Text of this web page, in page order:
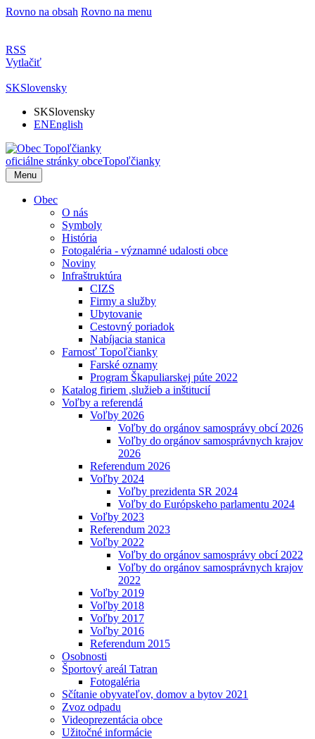
Rovno na obsah Rovno na menu
RSS
Vytlačiť
SKSlovensky
SKSlovensky
ENEnglish
oficiálne stránky obceTopoľčianky
Menu
Obec
O nás
Symboly
História
Fotogaléria - významné udalosti obce
Noviny
Infraštruktúra
CIZS
Firmy a služby
Ubytovanie
Cestovný poriadok
Nabíjacia stanica
Farnosť Topoľčianky
Farské oznamy
Program Škapuliarskej púte 2022
Katalog firiem ,služieb a inštitucií
Voľby a referendá
Voľby 2026
Voľby do orgánov samosprávy obcí 2026
Voľby do orgánov samosprávnych krajov
2026
Referendum 2026
Voľby 2024
Voľby prezidenta SR 2024
Voľby do Európskeho parlamentu 2024
Voľby 2023
Referendum 2023
Voľby 2022
Voľby do orgánov samosprávy obcí 2022
Voľby do orgánov samosprávnych krajov
2022
Voľby 2019
Voľby 2018
Voľby 2017
Voľby 2016
Referendum 2015
Osobnosti
Športový areál Tatran
Fotogaléria
Sčítanie obyvateľov, domov a bytov 2021
Zvoz odpadu
Videoprezentácia obce
Užitočné informácie